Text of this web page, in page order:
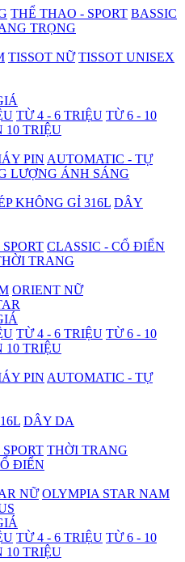
THỂ THAO - SPORT BASSIC
TRỌNG
TISSOT NỮ TISSOT UNISEX
TỪ 4 - 6 TRIỆU TỪ 6 - 10
10 TRIỆU
PIN AUTOMATIC - TỰ
LƯỢNG ÁNH SÁNG
KHÔNG GỈ 316L DÂY
CLASSIC - CỔ ĐIỂN
TRANG
ORIENT NỮ
TỪ 4 - 6 TRIỆU TỪ 6 - 10
10 TRIỆU
PIN AUTOMATIC - TỰ
DÂY DA
THỜI TRANG
ĐIỂN
NỮ OLYMPIA STAR NAM
TỪ 4 - 6 TRIỆU TỪ 6 - 10
10 TRIỆU